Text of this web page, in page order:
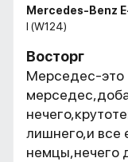
Mercedes-Benz
I (W124)
Восторг
Мерседес-это
лишнего,и все
немцы,нечего